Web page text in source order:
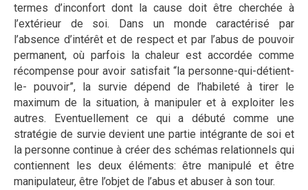
termes d’inconfort dont la cause doit être cherchée à
l’extérieur de soi. Dans un monde caractérisé par
l’absence d’intérêt et de respect et par l’abus de pouvoir
permanent, où parfois la chaleur est accordée comme
récompense pour avoir satisfait “la personne-qui-détient-
le- pouvoir”, la survie dépend de l’habileté à tirer le
maximum de la situation, à manipuler et à exploiter les
autres. Eventuellement ce qui a débuté comme une
stratégie de survie devient une partie intégrante de soi et
la personne continue à créer des schémas relationnels qui
contiennent les deux éléments: être manipulé et être
manipulateur, être l’objet de l’abus et abuser à son tour.